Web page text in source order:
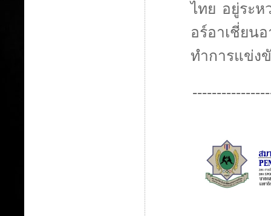
ไทย อยู่ระห
อร์อาเชี่ยน
ทำการแข่ง
----------------